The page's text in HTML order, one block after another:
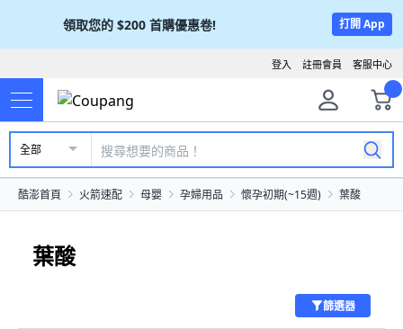
領取您的 $200 首購優惠卷! 打開 App
客服中心
註冊會員
登入
全部
酷澎首頁 火箭速配 母嬰 孕婦用品 懷孕初期(~15週) 葉酸
葉酸
篩選器